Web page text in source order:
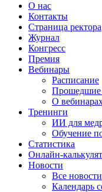
О нас
Контакты
Страница ректора
Журнал
Конгресс
Премия
Вебинары
Расписание
Прошедшие
О
Тренинги
ИИ для
Обучение
Статистика
Онлайн-
Новости
Все новости
Календарь